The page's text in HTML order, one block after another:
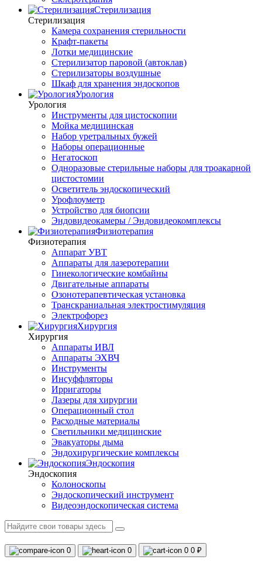
Стерилизация
Стерилизация
Камера сохранения стерильности
Крафт-пакеты
Лотки медицинские
Стерилизатор паровой (автоклав)
Стерилизаторы воздушные
Шкаф для хранения эндоскопов
Урология
Урология
Инструменты для цистоскопии
Мойка медицинская
Набор уретральных бужей
Наборы операционные
Негатоскоп
Одноразовые стерильные наборы для троакарной
цистостомии
Осветитель эндоскопический
Урофлоуметр
Устройство для биопсии
Эндовидеокамеры / Эндовидеокомплексы
Физиотерапия
Физиотерапия
Аппарат УВТ
Аппараты для лазеротерапии
Гинекологические комбайны
Двигательные аппараты
Озонотерапевтическая установка
Транскраниальная электростимуляция
Электрофорез
Хирургия
Хирургия
Аппараты ИВЛ
Аппараты ЭХВЧ
Инструменты
Инсуффляторы
Ирригаторы
Лазеры для хирургии
Операционный стол
Расходные материалы
Светильники медицинские
Эвакуаторы дыма
Эндохирургические комплексы
Эндоскопия
Эндоскопия
Колоноскопы
Эндоскопический инструмент
Видеоэндоскопическая система
0 0 0 0 ₽